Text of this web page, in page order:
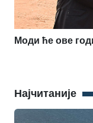
Моди ће ове
Најчитаније